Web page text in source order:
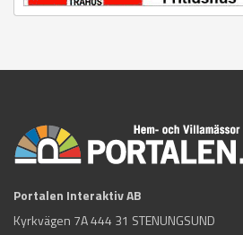
Portalen Interaktiv AB
Kyrkvägen 7A 444 31 STENUNGSUND